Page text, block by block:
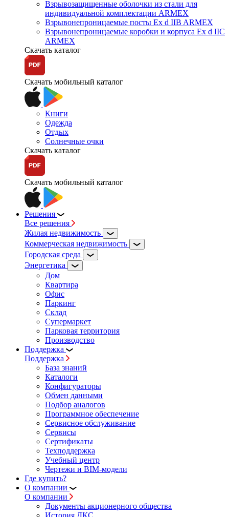
Взрывозащищенные оболочки из стали для
индивидуальной комплектации ARMEX
Взрывонепроницаемые посты Ex d IIB ARMEX
Взрывонепроницаемые коробки и корпуса Ex d IIС
ARMEX
Скачать каталог
Скачать мобильный каталог
Книги
Одежда
Отдых
Солнечные очки
Скачать каталог
Скачать мобильный каталог
Решения
Все решения
Жилая недвижимость
Коммерческая недвижимость
Городская среда
Энергетика
Дом
Квартира
Офис
Паркинг
Склад
Супермаркет
Парковая территория
Производство
Поддержка
Поддержка
База знаний
Каталоги
Конфигураторы
Обмен данными
Подбор аналогов
Программное обеспечение
Сервисное обслуживание
Сервисы
Сертификаты
Техподдержка
Учебный центр
Чертежи и BIM-модели
Где купить?
О компании
О компании
Документы акционерного общества
История ДКС